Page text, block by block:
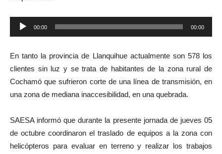
Reproductor
de
00:00 00:00
En tanto la provincia de Llanquihue actualmente son 578 los
clientes sin luz y se trata de habitantes de la zona rural de
Cochamó que sufrieron corte de una línea de transmisión, en
una zona de mediana inaccesibilidad, en una quebrada.
SAESA informó que durante la presente jornada de jueves 05
de octubre coordinaron el traslado de equipos a la zona con
helicópteros para evaluar en terreno y realizar los trabajos